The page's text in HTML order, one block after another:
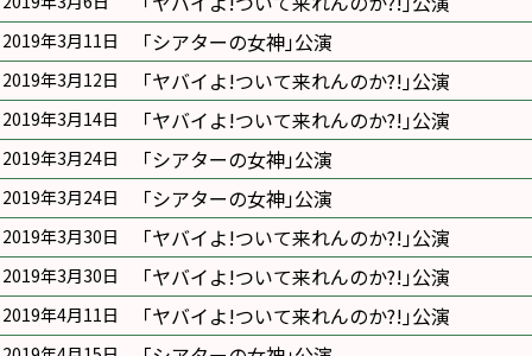
2019年3月11日 ｢シアターの女神｣公演
2019年3月12日 ｢ヤバイよ!ついて来れんのか?!｣公演
2019年3月14日 ｢ヤバイよ!ついて来れんのか?!｣公演
2019年3月24日 ｢シアターの女神｣公演
2019年3月24日 ｢シアターの女神｣公演
2019年3月30日 ｢ヤバイよ!ついて来れんのか?!｣公演
2019年3月30日 ｢ヤバイよ!ついて来れんのか?!｣公演
2019年4月11日 ｢ヤバイよ!ついて来れんのか?!｣公演